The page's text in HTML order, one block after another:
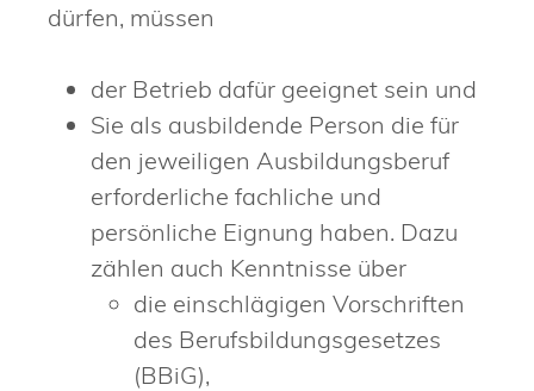
dürfen, müssen
der Betrieb dafür geeignet sein und
Sie als ausbildende Person die für
den jeweiligen Ausbildungsberuf
erforderliche fachliche und
persönliche Eignung haben. Dazu
zählen auch Kenntnisse über
die einschlägigen Vorschriften
des Berufsbildungsgesetzes
(BBiG),